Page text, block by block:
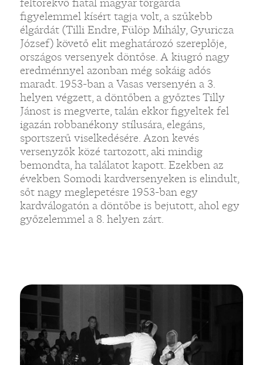
figyelemmel kísért tagja volt, a szűkebb
élgárdát (Tilli Endre, Fülöp Mihály, Gyuricza
József) követő elit meghatározó szereplője,
országos versenyek döntőse. A kiugró nagy
eredménnyel azonban még sokáig adós
maradt. 1953-ban a Vasas versenyén a 3.
helyen végzett, a döntőben a győztes Tilly
Jánost is megverte, talán ekkor figyeltek fel
igazán robbanékony stílusára, elegáns,
sportszerű viselkedésére. Azon kevés
versenyzők közé tartozott, aki mindig
bemondta, ha találatot kapott. Ezekben az
években Somodi kardversenyeken is elindult,
sőt nagy meglepetésre 1953-ban egy
kardválogatón a döntőbe is bejutott, ahol egy
győzelemmel a 8. helyen zárt.